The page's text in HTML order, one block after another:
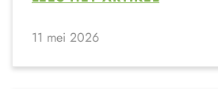
11 mei 2026